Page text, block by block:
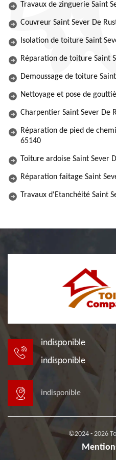
Travaux de zinguerie Saint
Couvreur Saint Sever De
Isolation de toiture Saint
Réparation de toiture Saint
Demoussage de toiture
Nettoyage et pose de
Charpentier Saint Sever De
Réparation de pied de
65140
Toiture ardoise Saint Sever
Réparation faitage Saint
Travaux d'Etanchéité Saint
indisponible
indisponible
indisponible
©2024 - 2026